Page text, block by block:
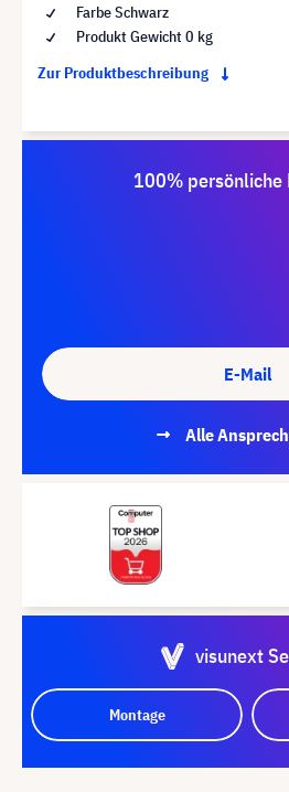
Farbe Schwarz
Produkt Gewicht 0 kg
Zur Produktbeschreibung
100% persönliche
E-Mail
Alle
visunext
Montage